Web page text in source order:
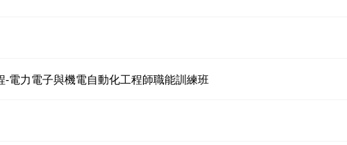
電力電子與機電自動化工程師職能訓練班